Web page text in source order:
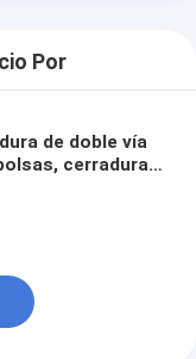
Por
de doble vía
cerraduras
en seco